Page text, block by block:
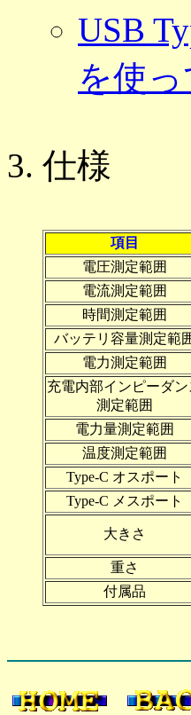
USB
を使
仕様
項目
電圧測定範囲
電流測定範囲
時間測定範囲
バッテリ容量測定範
電力測定範囲
充電内部インピーダン
測定範囲
電力量測定範囲
温度測定範囲
Type-C オスポート
Type-C メスポート
大きさ
重さ
付属品